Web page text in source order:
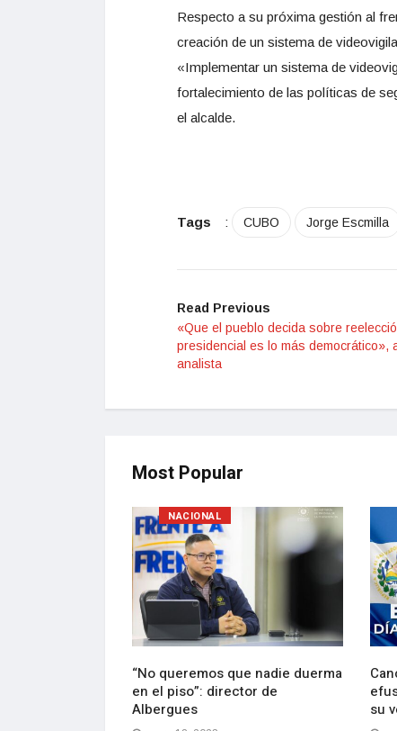
Respecto a su próxima gestión al
creación de un sistema de
«Implementar un sistema de
fortalecimiento de las políticas de
el alcalde.
Tags : CUBO Jorge Escmilla
Read Previous
«Que el pueblo decida sobre
presidencial es lo más democrático»,
analista
Most Popular
NACIONAL
“No queremos que nadie duerma
en el piso”: director de
Albergues
su